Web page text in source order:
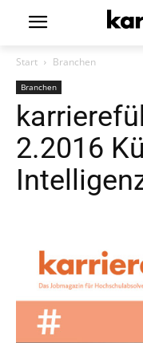
Start Branchen
Branchen
2.2016